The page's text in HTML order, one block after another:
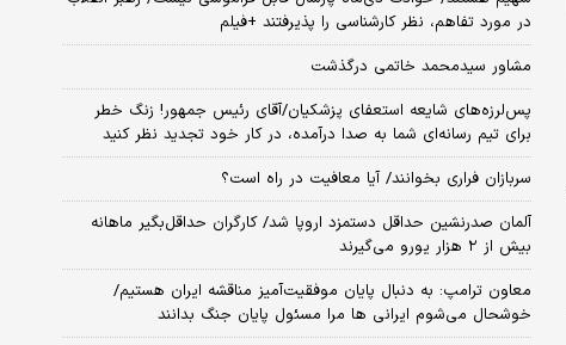
در مورد تفاهم، نظر کارشناسی را پذیرفتند +فیلم
مشاور سیدمحمد خاتمی درگذشت
پس‌لرزه‌های شایعه استعفای پزشکیان/آقای رئیس جمهور! زنگ خطر
برای تیم رسانه‌ای شما به صدا درآمده، در کار خود تجدید نظر کنید
سربازان فراری بخوانند/ آیا معافیت در راه است؟
آلمان صدرنشین حداقل دستمزد اروپا شد/ کارگران حداقل‌بگیر ماهانه
بیش از ۲ هزار یورو می‌گیرند
معاون ترامپ: به دنبال پایان موفقیت‌آمیز مناقشه ایران هستیم/
خوشحال می‌شوم ایرانی ها مرا مسئول پایان جنگ بدانند